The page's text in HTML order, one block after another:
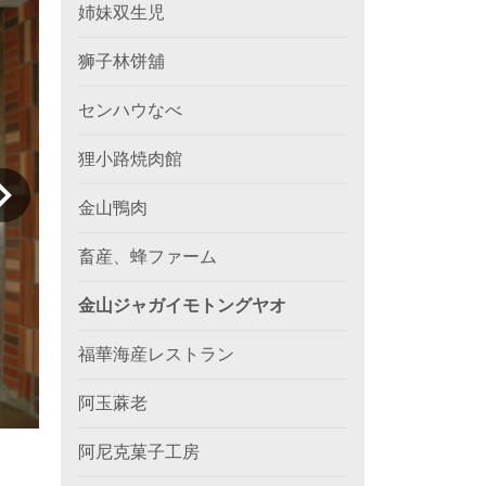
姉妹双生児
狮子林饼舖
センハウなべ
狸小路焼肉館
金山鴨肉
畜産、蜂ファーム
金山ジャガイモトングヤオ
福華海産レストラン
阿玉蔴老
阿尼克菓子工房